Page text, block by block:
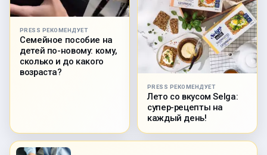
PRESS РЕКОМЕНДУЕТ
Семейное пособие на
детей по-новому: кому,
сколько и до какого
возраста?
PRESS РЕКОМЕНДУЕТ
Лето со вкусом Selga:
супер-рецепты на
каждый день!